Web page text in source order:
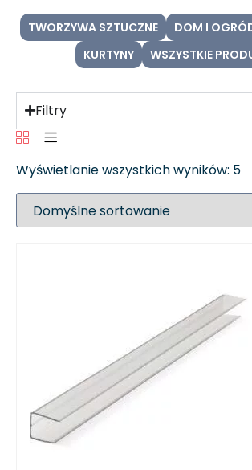
TWORZYWA SZTUCZNE DOM I
KURTYNY
WSZYSTKIE
Filtry
Wyświetlanie wszystkich wyników: 5